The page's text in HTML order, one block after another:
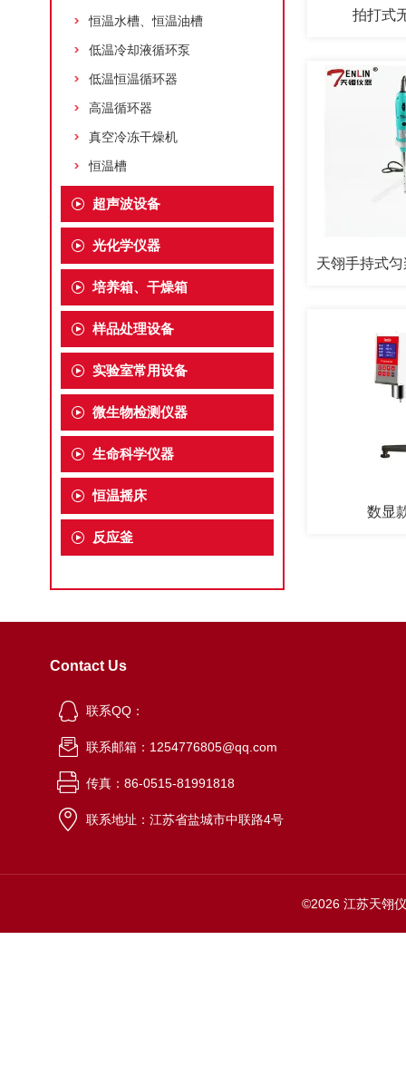
恒温水槽、恒温油槽
低温冷却液循环泵
低温恒温循环器
高温循环器
真空冷冻干燥机
恒温槽
超声波设备
光化学仪器
培养箱、干燥箱
样品处理设备
实验室常用设备
微生物检测仪器
生命科学仪器
恒温摇床
反应釜
拍打式
数显
Contact Us
联系QQ：
联系邮箱：1254776805@qq.com
传真：86-0515-81991818
联系地址：江苏省盐城市中联路4号
©2026 江苏天翎